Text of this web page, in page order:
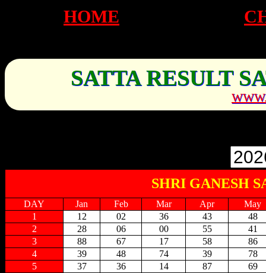
HOME
SATTA RESULT
SHRI GANESH
DAY Jan Feb Mar Apr
May
1
12 02 36 43
48
2
28 06 00 55
41
3
88 67 17 58
86
4
39 48 74 39
78
5
37 36 14 87
69